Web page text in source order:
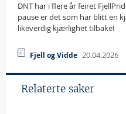
DNT har i flere år feiret
pause er det som har blitt en
likeverdig kjærlighet tilbake!
Fjell og Vidde 20.04.2026
Relaterte saker